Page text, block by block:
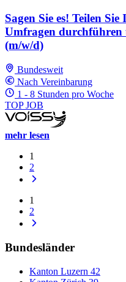
Sagen Sie es! Teilen
Umfragen durchführen
(m/w/d)
Bundesweit
Nach Vereinbarung
1 - 8 Stunden pro Woche
TOP JOB
mehr lesen
1
2
1
2
Bundesländer
Kanton Luzern 42